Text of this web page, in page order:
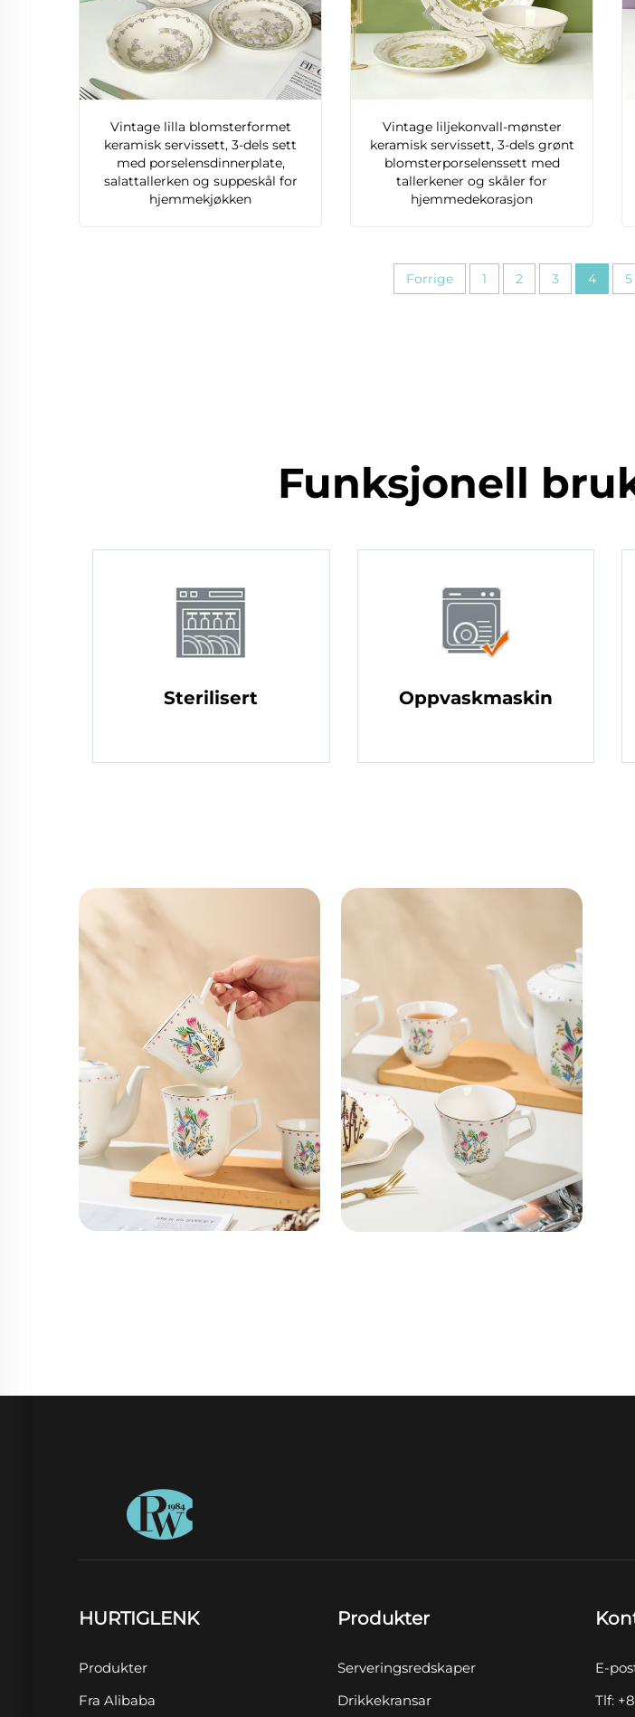
Vintage lilla blomsterformet
keramisk servissett, 3-dels sett
med porselensdinnerplate,
salattallerken og suppeskål for
hjemmekjøkken
Vintage liljekonvall-mønster
keramisk servissett, 3-dels grønt
blomsterporselenssett med
tallerkener og skåler for
hjemmedekorasjon
Forrige 1 2 3 4 5
Funksjonell
Sterilisert Oppvaskmaskin
HURTIGLENK
Produkter
Fra Alibaba
Produkter
Serveringsredskaper
Drikkekransar
E-
Tlf: